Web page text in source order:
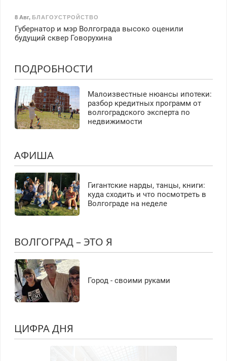
8 Авг, БЛАГОУСТРОЙСТВО
Губернатор и мэр Волгограда высоко оценили
будущий сквер Говорухина
ПОДРОБНОСТИ
Малоизвестные нюансы ипотеки:
разбор кредитных программ от
волгоградского эксперта по
недвижимости
АФИША
Гигантские нарды, танцы, книги:
куда сходить и что посмотреть в
Волгограде на неделе
ВОЛГОГРАД – ЭТО Я
Город - своими руками
ЦИФРА ДНЯ